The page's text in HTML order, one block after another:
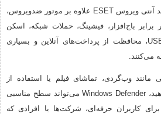
راهکارهای امنیتی حرفه‌ای مانند آنتی ویروس ESET علاوه بر موتور ضدویروس،
برابر باج‌افزار، فیشینگ، حملات شبکه، اسکن
هوشمند، کنترل دستگاه‌های USB، محافظت از پرداخت‌های آنلاین و بسیاری
می‌کنند.
مانند وب‌گردی، تماشای فیلم یا استفاده از
نرم‌افزارهای معتبر انجام می‌دهید، Windows Defender می‌تواند سطح مناسبی
کاربران حرفه‌ای، شرکت‌ها یا افرادی که